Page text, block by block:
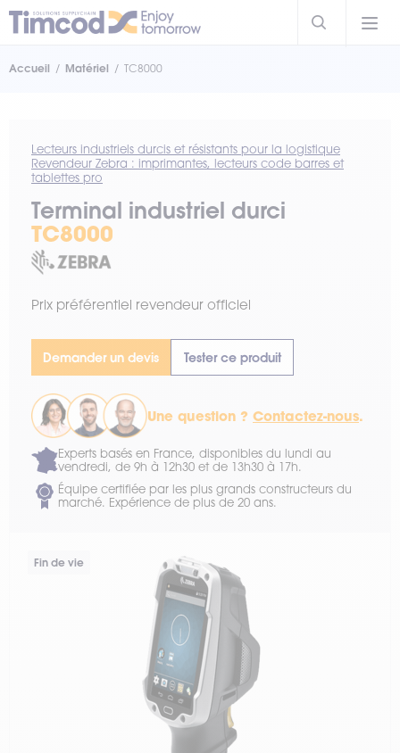
Accueil Matériel TC8000
Lecteurs industriels durcis et résistants pour la logistique
Revendeur Zebra : imprimantes, lecteurs code barres et
tablettes pro
Terminal industriel durci
TC8000
Prix préférentiel revendeur officiel
Demander un devis Tester ce produit
Une question ? Contactez-nous.
Experts basés en France, disponibles du lundi au
vendredi, de 9h à 12h30 et de 13h30 à 17h.
Équipe certifiée par les plus grands constructeurs du
marché. Expérience de plus de 20 ans.
Fin de vie